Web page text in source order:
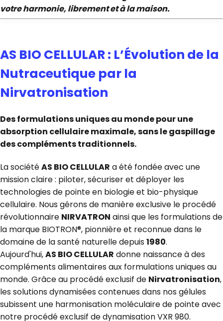
votre harmonie, librement et à la maison.
AS BIO CELLULAR : L’Évolution de la
Nutraceutique par la
Nirvatronisation
Des formulations uniques au monde pour une
absorption cellulaire maximale, sans le gaspillage
des compléments traditionnels.
La sociétéAS BIO CELLULAR a été fondée avec une
mission claire : piloter, sécuriser et déployer les
technologies de pointe en biologie et bio-physique
cellulaire. Nous gérons de manière exclusive le procédé
révolutionnaire NIRVATRON ainsi que les formulations de
la marque BIOTRON®, pionnière et reconnue dans le
domaine de la santé naturelle depuis1980.
Aujourd'hui,AS BIO CELLULAR donne naissance à des
compléments alimentaires aux formulations uniques au
monde. Grâce au procédé exclusif de Nirvatronisation,
les solutions dynamisées contenues dans nos gélules
subissent une harmonisation moléculaire de pointe avec
notre procédé exclusif de dynamisation VXR 980.